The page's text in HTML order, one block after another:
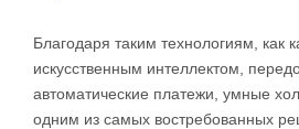
Благодаря таким технологиям, как
искусственным интеллектом,
автоматические платежи, умные
одним из самых востребованных